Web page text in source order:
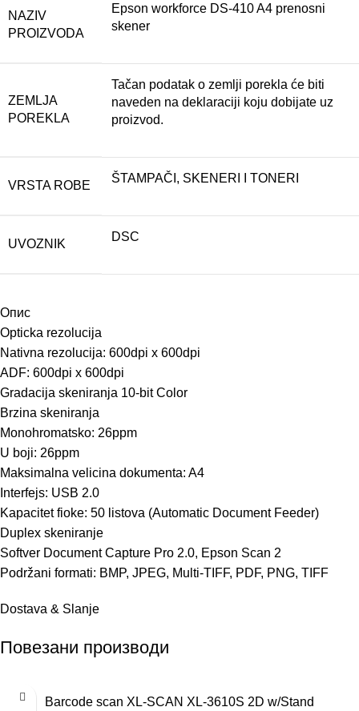
NAZIV
PROIZVODA
Epson workforce DS-410 A4 prenosni
skener
ZEMLJA
POREKLA
Tačan podatak o zemlji porekla će biti
naveden na deklaraciji koju dobijate uz
proizvod.
VRSTA ROBE
ŠTAMPAČI, SKENERI I TONERI
UVOZNIK
DSC
Опис
Opticka rezolucija
Nativna rezolucija: 600dpi x 600dpi
ADF: 600dpi x 600dpi
Gradacija skeniranja 10-bit Color
Brzina skeniranja
Monohromatsko: 26ppm
U boji: 26ppm
Maksimalna velicina dokumenta: A4
Interfejs: USB 2.0
Kapacitet fioke: 50 listova (Automatic Document Feeder)
Duplex skeniranje
Softver Document Capture Pro 2.0, Epson Scan 2
Podržani formati: BMP, JPEG, Multi-TIFF, PDF, PNG, TIFF
Dostava & Slanje
Повезани производи
Barcode scan XL-SCAN XL-3610S 2D w/Stand